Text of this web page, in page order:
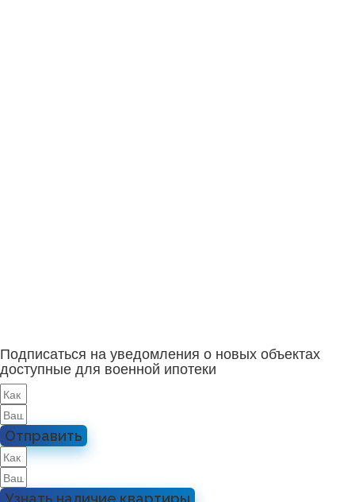
Подписаться на уведомления о новых объектах
доступные для военной ипотеки
Отправить
Узнать наличие квартиры